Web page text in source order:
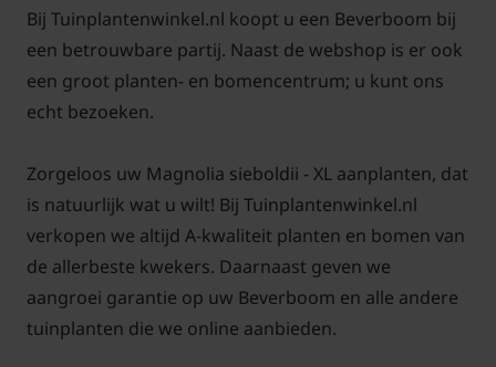
Bij Tuinplantenwinkel.nl koopt u een Beverboom bij
een betrouwbare partij. Naast de webshop is er ook
een groot planten- en bomencentrum; u kunt ons
echt bezoeken.
Zorgeloos uw Magnolia sieboldii - XL aanplanten, dat
is natuurlijk wat u wilt! Bij Tuinplantenwinkel.nl
verkopen we altijd A-kwaliteit planten en bomen van
de allerbeste kwekers. Daarnaast geven we
aangroei garantie op uw Beverboom en alle andere
tuinplanten die we online aanbieden.